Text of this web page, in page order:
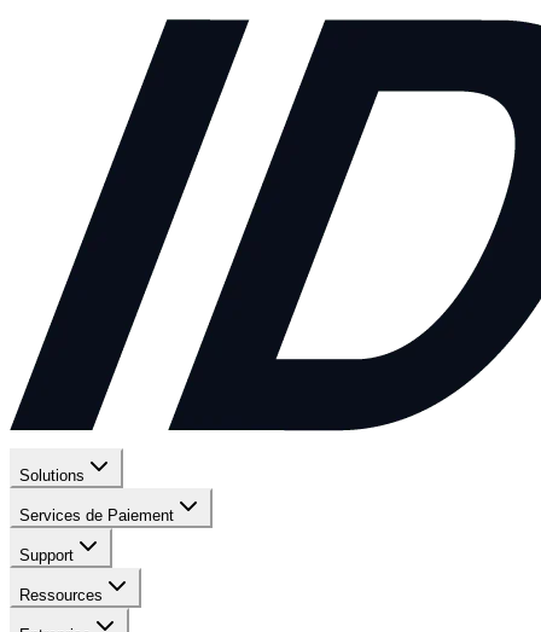
Solutions
Services de Paiement
Support
Ressources